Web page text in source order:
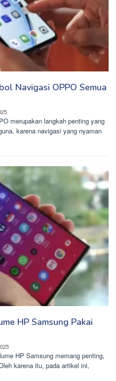
Navigasi OPPO Semua
merupakan langkah penting yang
karena navigasi yang nyaman
HP Samsung Pakai
HP Samsung memang penting,
karena itu, pada artikel ini,